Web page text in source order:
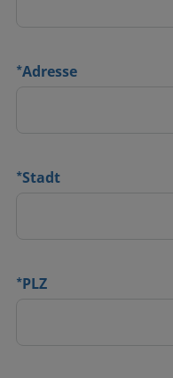
*Adresse
*Stadt
*PLZ